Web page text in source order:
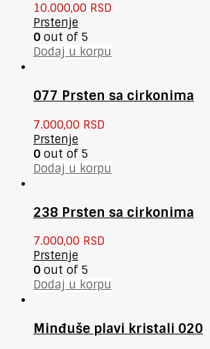
10.000,00 RSD
Prstenje
0 out of 5
Dodaj u korpu
077 Prsten sa cirkonima
7.000,00 RSD
Prstenje
0 out of 5
Dodaj u korpu
238 Prsten sa cirkonima
7.000,00 RSD
Prstenje
0 out of 5
Dodaj u korpu
Minđuše plavi kristali 020